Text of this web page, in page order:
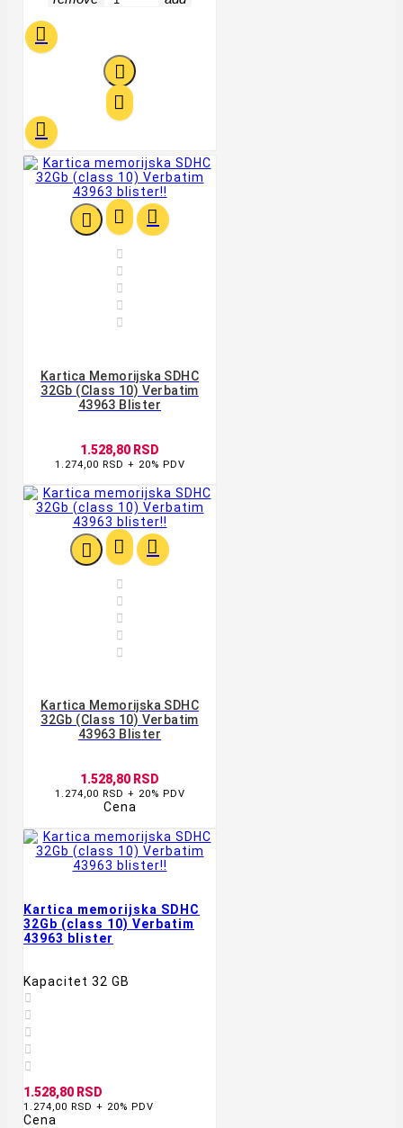




  





Kartica Memorijska SDHC
32Gb (class 10) Verbatim
43963 Blister
1.528,80 RSD
1.274,00 RSD + 20% PDV
  





Kartica Memorijska SDHC
32Gb (class 10) Verbatim
43963 Blister
1.528,80 RSD
1.274,00 RSD + 20% PDV
Cena
Kartica memorijska SDHC
32Gb (class 10) Verbatim
43963 blister
Kapacitet 32 GB





1.528,80 RSD
1.274,00 RSD + 20% PDV
Cena